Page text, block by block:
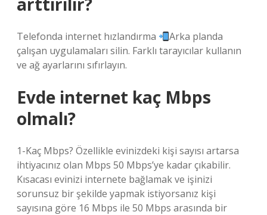
Telefonda internet hızlandırma
Arka planda
çalışan uygulamaları silin. Farklı tarayıcılar kullanın
ve ağ ayarlarını sıfırlayın.
Evde internet kaç Mbps
olmalı?
1-Kaç Mbps? Özellikle evinizdeki kişi sayısı artarsa ​​
ihtiyacınız olan Mbps 50 Mbps’ye kadar çıkabilir.
Kısacası evinizi internete bağlamak ve işinizi
sorunsuz bir şekilde yapmak istiyorsanız kişi
sayısına göre 16 Mbps ile 50 Mbps arasında bir